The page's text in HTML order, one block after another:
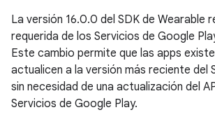
La versión 16.0.0 del SDK de Wearable
requerida de los Servicios de Google
Este cambio permite que las apps
actualicen a la versión más reciente del
sin necesidad de una actualización del
Servicios de Google Play.